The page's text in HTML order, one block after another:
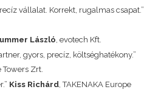
vállalat. Korrekt, rugalmas csapat.”
László , evotech Kft.
gyors, precíz, költséghatékony.”
Towers Zrt.
Kiss Richárd , TAKENAKA Europe